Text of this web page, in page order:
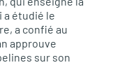
a étudié le
a confié au
approuve
sur son